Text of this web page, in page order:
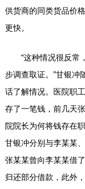
供货商的同类货品价
更快。
“这种情况很反常，
步调查取证。”甘银冲
话了解情况。医院职
存了一笔钱，前几天
院院长为何将钱存在
甘银冲分别与李某某
张某某曾向李某某借
归还部分借款，此外